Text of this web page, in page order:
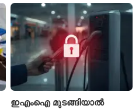
ഇഎംഐ മുടങ്ങിയാൽ